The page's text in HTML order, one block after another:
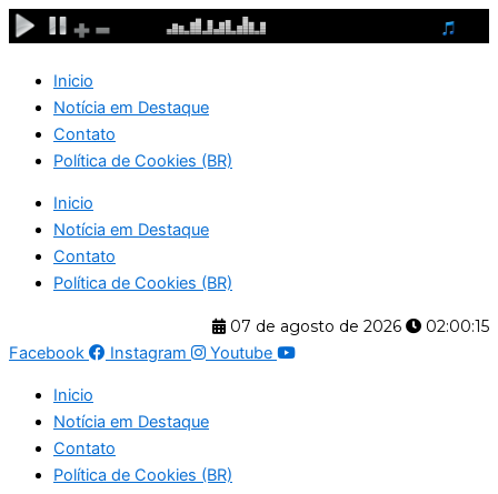
Ir
para
conteúdo
Inicio
Notícia em Destaque
Contato
Política de Cookies (BR)
Inicio
Notícia em Destaque
Contato
Política de Cookies (BR)
07 de agosto de 2026
02:00:16
Facebook
Instagram Youtube
Inicio
Notícia em Destaque
Contato
Política de Cookies (BR)